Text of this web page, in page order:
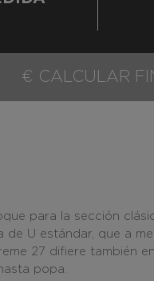
€ CALCULAR
para la sección
U estándar, que a
27 difiere también
popa.